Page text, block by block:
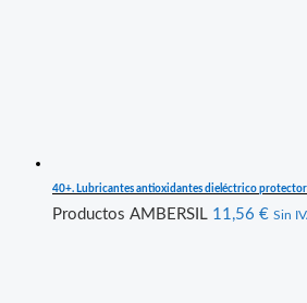
40+. Lubricantes antioxidantes dieléctrico
Productos AMBERSIL 11,56 € Sin